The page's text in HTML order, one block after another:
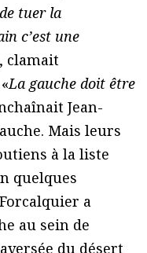
tuer la
c’est une
clamait
La gauche doit être
Jean-
Mais leurs
à la liste
quelques
a
au sein de
du désert